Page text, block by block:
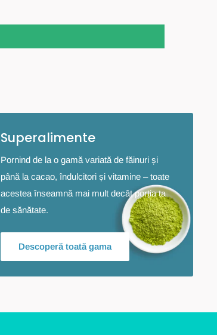
Superalimente
Pornind de la o gamă variată de făinuri și
până la cacao, îndulcitori și vitamine – toate
acestea înseamnă mai mult decât porția ta
de sănătate.
Descoperă toată gama